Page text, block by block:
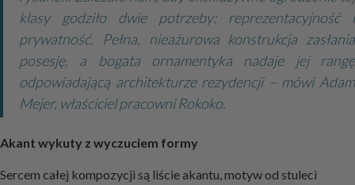
klasy godziło dwie potrzeby: reprezentacyjność i
prywatność. Pełna, nieażurowa konstrukcja zasłania
posesję, a bogata ornamentyka nadaje jej rangę
odpowiadającą architekturze rezydencji – mówi Adam
Mejer, właściciel pracowni Rokoko.
Akant wykuty z wyczuciem formy
Sercem całej kompozycji są liście akantu, motyw od stuleci